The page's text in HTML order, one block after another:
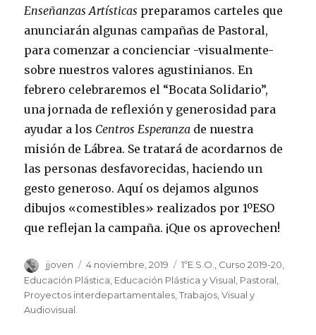
Enseñanzas Artísticas preparamos carteles que
anunciarán algunas campañas de Pastoral,
para comenzar a concienciar -visualmente-
sobre nuestros valores agustinianos. En
febrero celebraremos el “Bocata Solidario”,
una jornada de reflexión y generosidad para
ayudar a los Centros Esperanza de nuestra
misión de Lábrea. Se tratará de acordarnos de
las personas desfavorecidas, haciendo un
gesto generoso. Aquí os dejamos algunos
dibujos «comestibles» realizados por 1ºESO
que reflejan la campaña. ¡Que os aprovechen!
Autor
jjoven
Publicado
el
4 noviembre, 2019 Categorías
1ºE.S.O., Curso 2019-20,
Educación Plástica Educación Plástica y Visual Pastoral
Proyectos interdepartamentales ,Trabajos ,Visual y
Audiovisual